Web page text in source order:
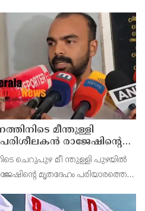
മീന്തുള്ളി
രാജേഷിൻ്റെ
റിപ്പോർട്ട് ലഭിച്ചാലുടൻ
ചെറുപുഴ മീ ന്തുള്ളി പുഴയിൽ
മൃതദേഹം പരിയാരത്തെ
ശേഷം സ്വദേശമായ തിരുവ